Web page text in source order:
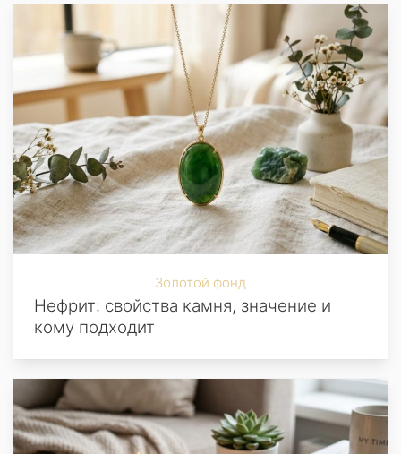
Золотой фонд
Нефрит: свойства камня, значение и
кому подходит